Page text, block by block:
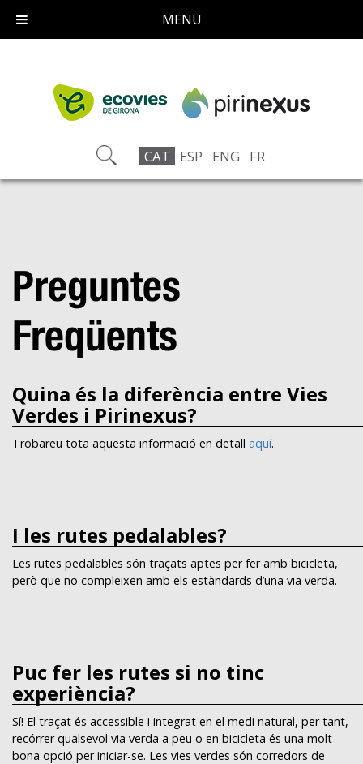
CAT ESP ENG FR
Preguntes
Freqüents
Quina és la diferència entre Vies
Verdes i Pirinexus?
Trobareu tota aquesta informació en detall aquí.
I les rutes pedalables?
Les rutes pedalables són traçats aptes per fer amb bicicleta,
però que no compleixen amb els estàndards d’una via verda.
Puc fer les rutes si no tinc
experiència?
Sí! El traçat és accessible i integrat en el medi natural, per tant,
recórrer qualsevol via verda a peu o en bicicleta és una molt
bona opció per iniciar-se. Les vies verdes són corredors de
MENU